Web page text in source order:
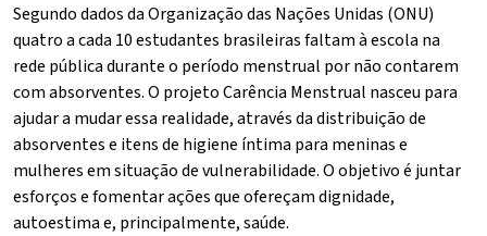
Segundo dados da Organização das Nações Unidas (ONU)
quatro a cada 10 estudantes brasileiras faltam à escola na
rede pública durante o período menstrual por não contarem
com absorventes. O projeto Carência Menstrual nasceu para
ajudar a mudar essa realidade, através da distribuição de
absorventes e itens de higiene íntima para meninas e
mulheres em situação de vulnerabilidade. O objetivo é juntar
esforços e fomentar ações que ofereçam dignidade,
autoestima e, principalmente, saúde.